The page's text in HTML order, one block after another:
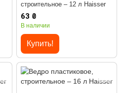
строительное – 12 л Haisser
63 ₴
В наличии
Купить!